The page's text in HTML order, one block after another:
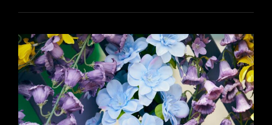
EN
MUROS
VERDES
Y
JARDINES
COLGANTES